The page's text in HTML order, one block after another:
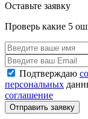
Оставьте заявку
Проверь какие 5
Подтверждаю
персональных
соглашение
Отправить заявку